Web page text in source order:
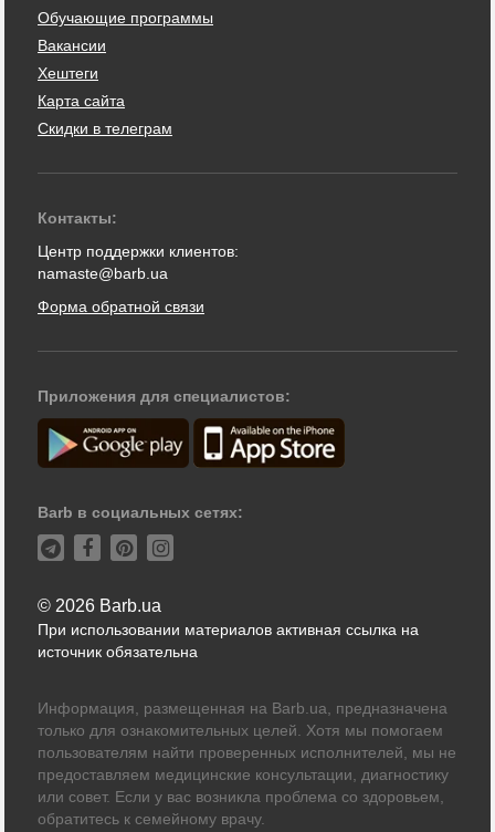
Обучающие программы
Вакансии
Хештеги
Карта сайта
Скидки в телеграм
Контакты:
Центр поддержки клиентов:
namaste@barb.ua
Форма обратной связи
Приложения для специалистов:
Barb в социальных сетях:
© 2026 Barb.ua
При использовании материалов активная ссылка на
источник обязательна
Информация, размещенная на Barb.ua, предназначена
только для ознакомительных целей. Хотя мы помогаем
пользователям найти проверенных исполнителей, мы не
предоставляем медицинские консультации, диагностику
или совет. Если у вас возникла проблема со здоровьем,
обратитесь к семейному врачу.